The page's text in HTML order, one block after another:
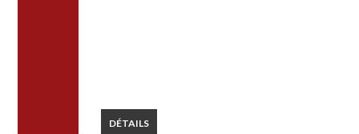
DÉTAILS